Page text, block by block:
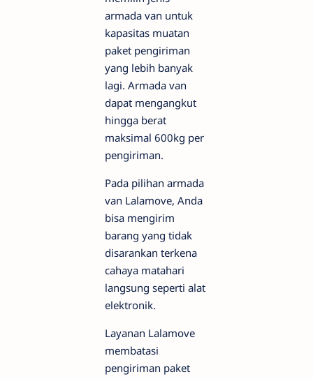
armada van untuk
kapasitas muatan
paket pengiriman
yang lebih banyak
lagi. Armada van
dapat mengangkut
hingga berat
maksimal 600kg per
pengiriman.
Pada pilihan armada
van Lalamove, Anda
bisa mengirim
barang yang tidak
disarankan terkena
cahaya matahari
langsung seperti alat
elektronik.
Layanan Lalamove
membatasi
pengiriman paket